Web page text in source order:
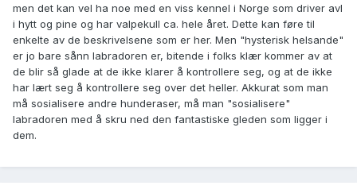
men det kan vel ha noe med en viss kennel i Norge som driver avl
i hytt og pine og har valpekull ca. hele året. Dette kan føre til
enkelte av de beskrivelsene som er her. Men "hysterisk helsande"
er jo bare sånn labradoren er, bitende i folks klær kommer av at
de blir så glade at de ikke klarer å kontrollere seg, og at de ikke
har lært seg å kontrollere seg over det heller. Akkurat som man
må sosialisere andre hunderaser, må man "sosialisere"
labradoren med å skru ned den fantastiske gleden som ligger i
dem.